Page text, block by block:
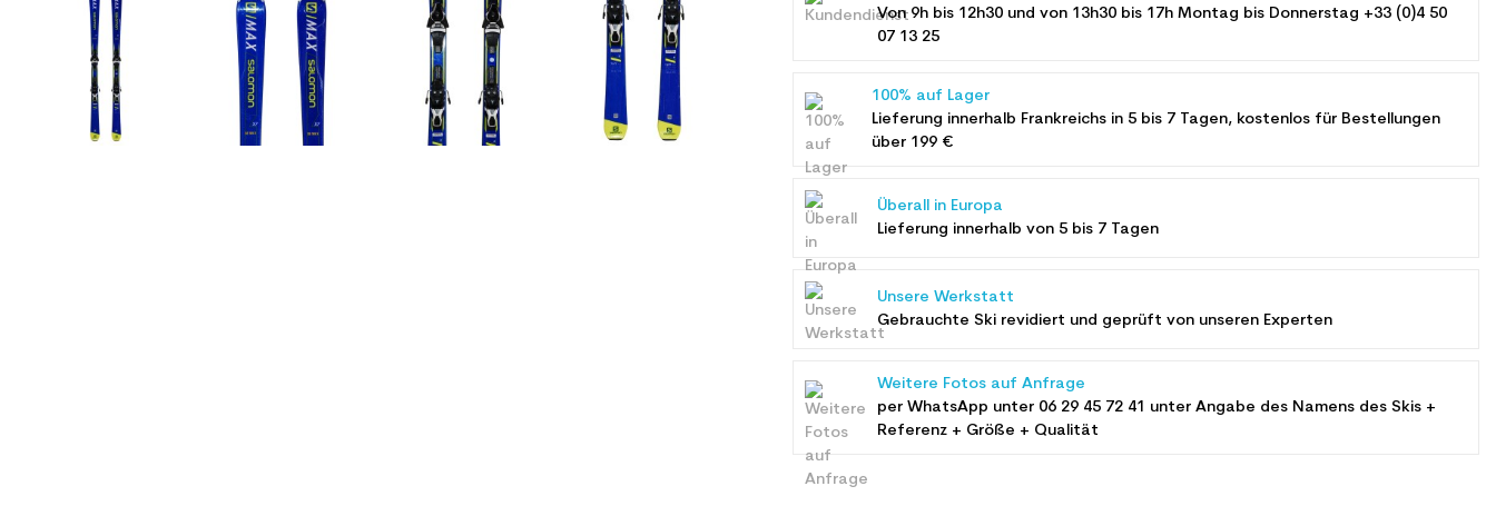
Von 9h bis 12h30 und von 13h30 bis 17h Montag bis Donnerstag +33 (0)4 50
07 13 25
100% auf Lager
Lieferung innerhalb Frankreichs in 5 bis 7 Tagen, kostenlos für Bestellungen
über 199 €
Überall in Europa
Lieferung innerhalb von 5 bis 7 Tagen
Unsere Werkstatt
Gebrauchte Ski revidiert und geprüft von unseren Experten
Weitere Fotos auf Anfrage
per WhatsApp unter 06 29 45 72 41 unter Angabe des Namens des Skis +
Referenz + Größe + Qualität